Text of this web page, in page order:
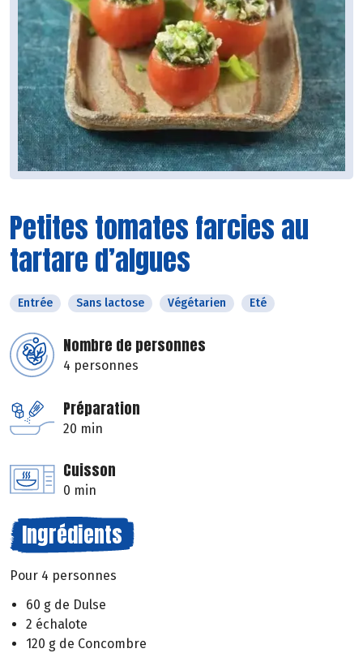
Petites tomates farcies au
tartare d’algues
Entrée Sans lactose Végétarien Eté
Nombre de personnes
4 personnes
Préparation
20 min
Cuisson
0 min
Ingrédients
Pour 4 personnes
60 g de Dulse
2 échalote
120 g de Concombre